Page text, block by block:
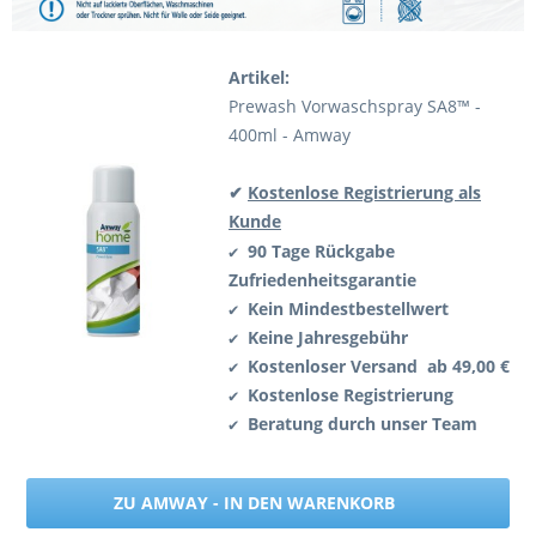
Artikel:
Prewash Vorwaschspray SA8™ -
400ml - Amway
✔ Kostenlose Registrierung als
Kunde
✔ 90 Tage Rückgabe
Zufriedenheitsgarantie
✔ Kein Mindestbestellwert
✔ Keine Jahresgebühr
✔ Kostenloser Versand ab 49,00 €
✔ Kostenlose Registrierung
✔ Beratung durch unser Team
ZU AMWAY - IN DEN WARENKORB